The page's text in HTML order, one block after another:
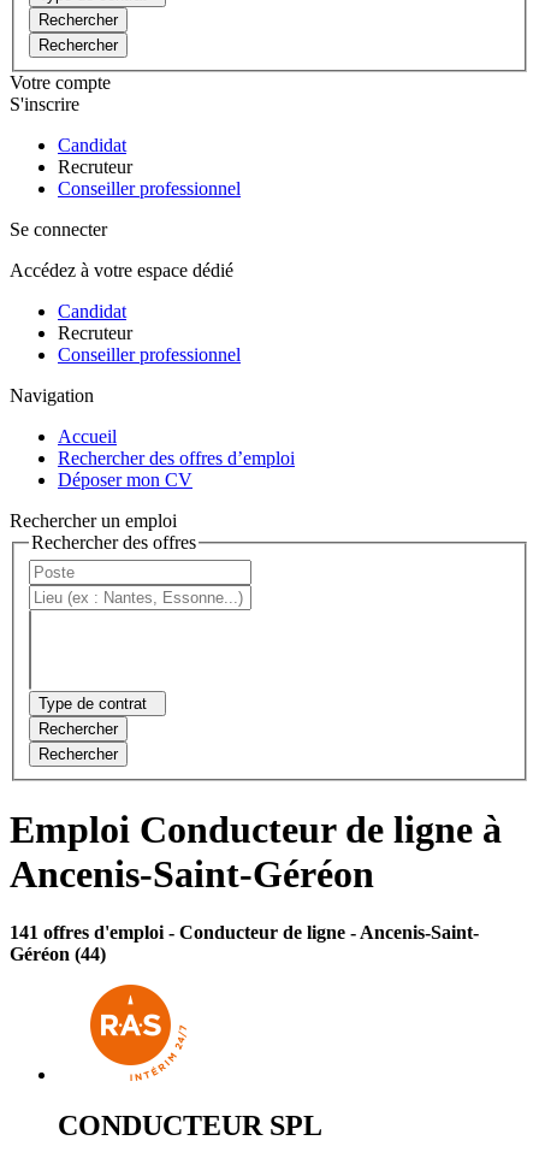
Rechercher
Rechercher
Votre compte
S'inscrire
Candidat
Recruteur
Conseiller professionnel
Se connecter
Accédez à votre espace dédié
Candidat
Recruteur
Conseiller professionnel
Navigation
Accueil
Rechercher des offres d’emploi
Déposer mon CV
Rechercher un emploi
Rechercher des offres
Type de contrat
Rechercher
Rechercher
Emploi Conducteur de ligne à
Ancenis-Saint-Géréon
141 offres d'emploi - Conducteur de ligne - Ancenis-Saint-
Géréon (44)
CONDUCTEUR SPL